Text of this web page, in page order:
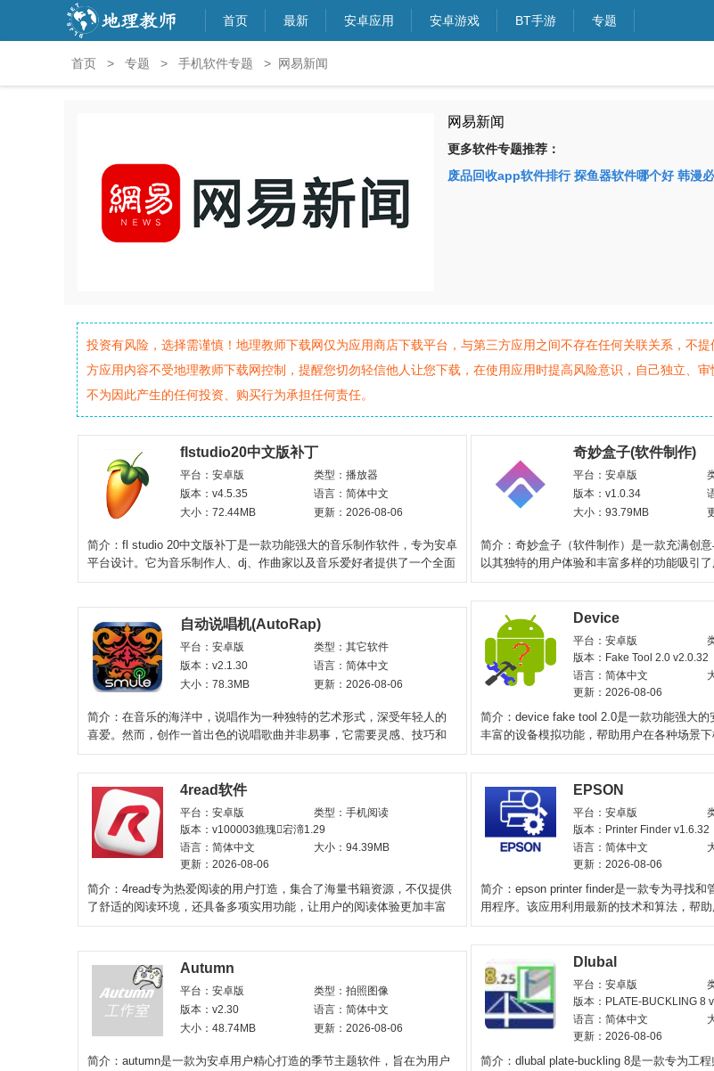
首页 最新 安卓应用 安卓游戏 BT手游 专题
首页 > 专题 > 手机软件专题 > 网易新闻
网易新闻
更多软件专题推荐：
废品回收app软件排行 探鱼器软件哪个好 韩漫
投资有风险，选择需谨慎！地理教师下载网仅为应用商店下载平台，与第三方应用之间不存在任何关联关系，不
方应用内容不受地理教师下载网控制，提醒您切勿轻信他人让您下载，在使用应用时提高风险意识，自己独立、
不为因此产生的任何投资、购买行为承担任何责任。
flstudio20中文版补丁
平台：安卓版
类型：播放器
版本：v4.5.35
语言：简体中文
大小：72.44MB
更新：2026-08-06
简介：fl studio 20中文版补丁是一款功能强大的音乐制作软件，专为安卓
平台设计。它为音乐制作人、dj、作曲家以及音乐爱好者提供了一个全面
而直观的
奇妙盒子(软件制作)
平台：安卓版
版本：v1.0.34
大小：93.79MB
简介：奇妙盒子（软件制作）是一款充满创
以其独特的用户体验和丰富多样的功能吸引
件将各种实用工具、
自动说唱机(AutoRap)
平台：安卓版
类型：其它软件
版本：v2.1.30
语言：简体中文
大小：78.3MB
更新：2026-08-06
简介：在音乐的海洋中，说唱作为一种独特的艺术形式，深受年轻人的
喜爱。然而，创作一首出色的说唱歌曲并非易事，它需要灵感、技巧和
对节奏的敏锐感知。为
Device
平台：安卓版
版本：Fake Tool 2.0 v2.0.32
语言：简体中文
更新：2026-08-06
简介：device fake tool 2.0是一款功能强大的
丰富的设备模拟功能，帮助用户在各种场景
境。通过简单
4read软件
平台：安卓版
类型：手机阅读
版本：v100003鐎瑰宕渧1.29
语言：简体中文
大小：94.39MB
更新：2026-08-06
简介：4read专为热爱阅读的用户打造，集合了海量书籍资源，不仅提供
了舒适的阅读环境，还具备多项实用功能，让用户的阅读体验更加丰富
多彩。软件界面简洁
EPSON
平台：安卓版
版本：Printer Finder v1.6.32
语言：简体中文
更新：2026-08-06
简介：epson printer finder是一款专为寻找和
用程序。该应用利用最新的技术和算法，帮
中快速找到
Autumn
平台：安卓版
类型：拍照图像
版本：v2.30
语言：简体中文
大小：48.74MB
更新：2026-08-06
简介：autumn是一款为安卓用户精心打造的季节主题软件，旨在为用户
Dlubal
平台：安卓版
版本：PLATE-BUCKLING 8
语言：简体中文
更新：2026-08-06
简介：dlubal plate-buckling 8是一款专为工